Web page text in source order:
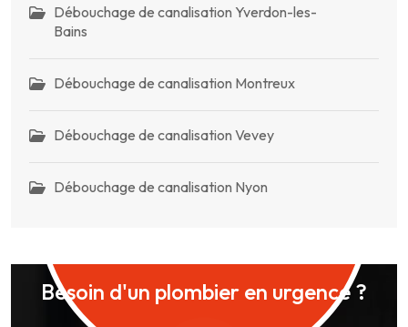
Débouchage de canalisation Yverdon-les-
Bains
Débouchage de canalisation Montreux
Débouchage de canalisation Vevey
Débouchage de canalisation Nyon
Besoin d'un plombier en urgence ?